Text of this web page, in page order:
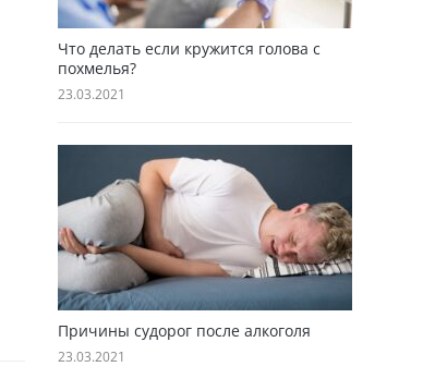
Что делать если кружится голова с
похмелья?
23.03.2021
Причины судорог после алкоголя
23.03.2021